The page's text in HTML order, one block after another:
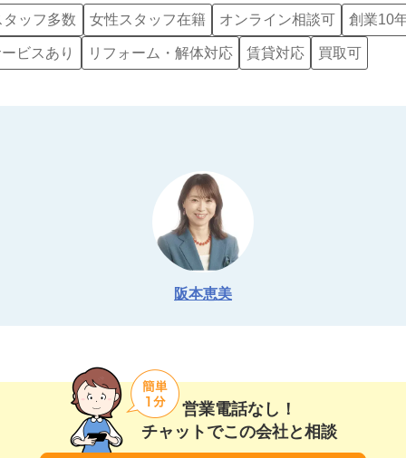
ッフ多数 女性スタッフ在籍 オンライン相談可 創業10
ビスあり リフォーム・解体対応 賃貸対応 買取可
阪本恵美
営業電話なし！
チャットでこの会社と相談